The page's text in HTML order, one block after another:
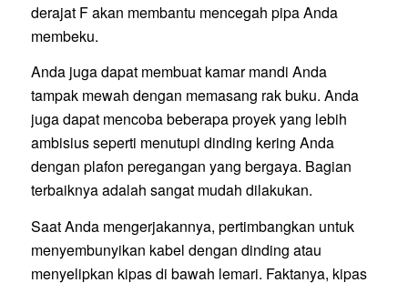
derajat F akan membantu mencegah pipa Anda
membeku.
Anda juga dapat membuat kamar mandi Anda
tampak mewah dengan memasang rak buku. Anda
juga dapat mencoba beberapa proyek yang lebih
ambisius seperti menutupi dinding kering Anda
dengan plafon peregangan yang bergaya. Bagian
terbaiknya adalah sangat mudah dilakukan.
Saat Anda mengerjakannya, pertimbangkan untuk
menyembunyikan kabel dengan dinding atau
menyelipkan kipas di bawah lemari. Faktanya, kipas